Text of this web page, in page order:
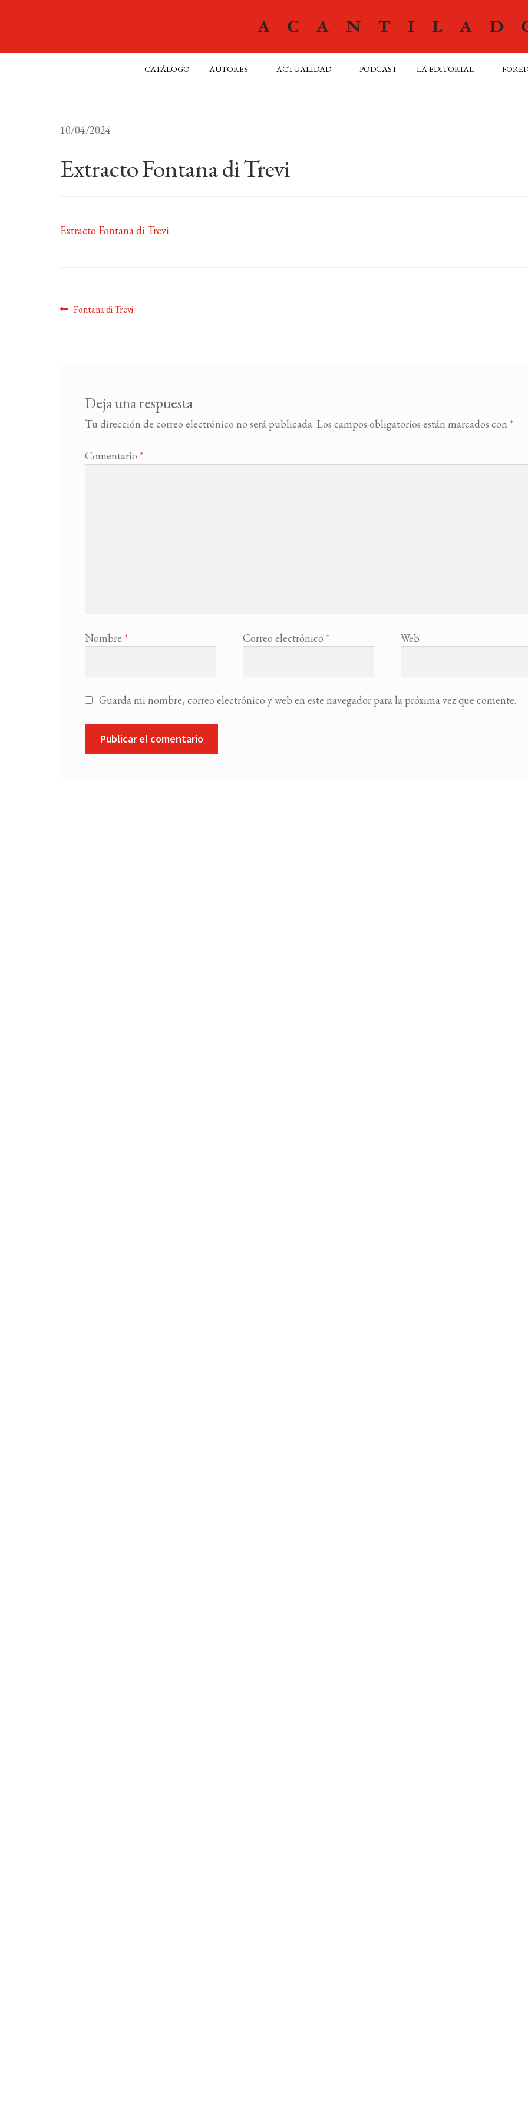
CATÁLOGO AUTORES ACTUALIDAD PODCAST LA EDITORIAL
10/04/2024
Extracto Fontana di Trevi
Extracto Fontana di Trevi
Navegación
Anterior:
Fontana di Trevi
Deja una respuesta
Tu dirección de correo electrónico no será publicada. Los campos obligatorios están marcados con *
Comentario *
Nombre * Correo electrónico * Web
Guarda mi nombre, correo electrónico y web en este navegador para la próxima vez que comente.